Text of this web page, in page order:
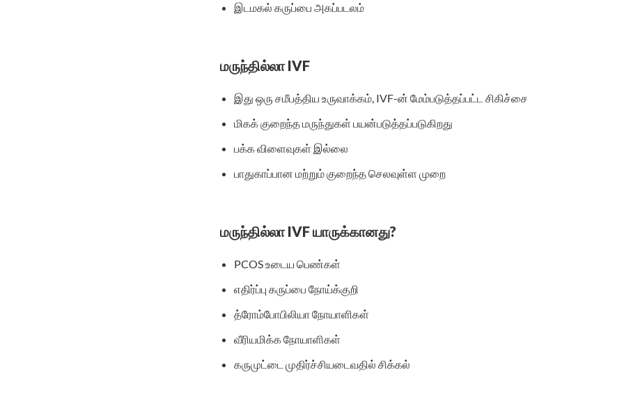
இடமகல் கருப்பை அகப்படலம்
மருந்தில்லா IVF
இது ஒரு சமீபத்திய உருவாக்கம், IVF-ன் மேம்படுத்தப்பட்ட சிகிச்சை
மிகக் குறைந்த மருந்துகள் பயன்படுத்தப்படுகிறது
பக்க விளைவுகள் இல்லை
பாதுகாப்பான மற்றும் குறைந்த செலவுள்ள முறை
மருந்தில்லா IVF யாருக்கானது?
PCOS உடைய பெண்கள்
எதிர்ப்பு கருப்பை நோய்க்குறி
த்ரோம்போபிலியா நோயாளிகள்
வீரியமிக்க நோயாளிகள்
கருமுட்டை முதிர்ச்சியடைவதில் சிக்கல்